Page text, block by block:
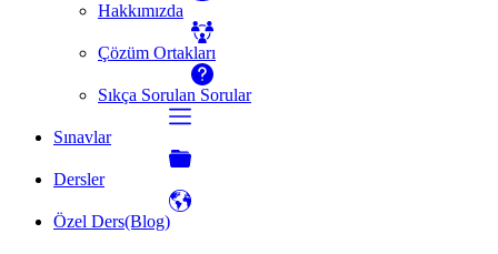
Hakkımızda
Çözüm Ortakları
Sıkça Sorulan Sorular
Sınavlar
Dersler
Özel Ders(Blog)